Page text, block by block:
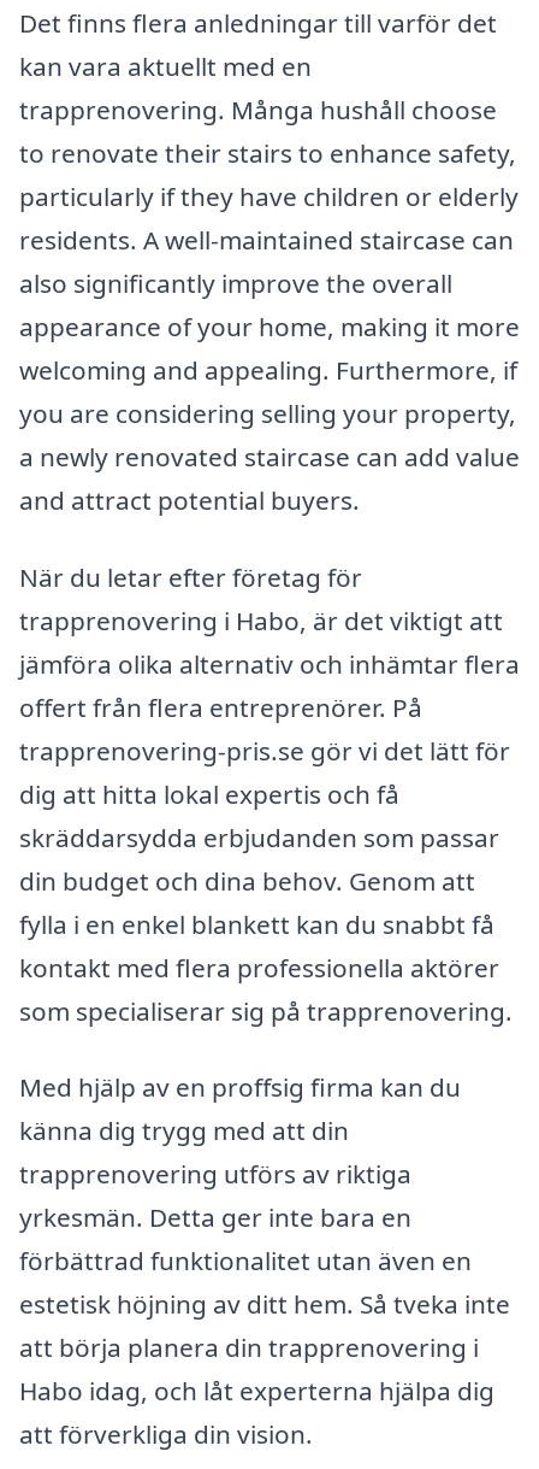
Det finns flera anledningar till varför det
kan vara aktuellt med en
trapprenovering. Många hushåll choose
to renovate their stairs to enhance safety,
particularly if they have children or elderly
residents. A well-maintained staircase can
also significantly improve the overall
appearance of your home, making it more
welcoming and appealing. Furthermore, if
you are considering selling your property,
a newly renovated staircase can add value
and attract potential buyers.
När du letar efter företag för
trapprenovering i Habo, är det viktigt att
jämföra olika alternativ och inhämtar flera
offert från flera entreprenörer. På
trapprenovering-pris.se gör vi det lätt för
dig att hitta lokal expertis och få
skräddarsydda erbjudanden som passar
din budget och dina behov. Genom att
fylla i en enkel blankett kan du snabbt få
kontakt med flera professionella aktörer
som specialiserar sig på trapprenovering.
Med hjälp av en proffsig firma kan du
känna dig trygg med att din
trapprenovering utförs av riktiga
yrkesmän. Detta ger inte bara en
förbättrad funktionalitet utan även en
estetisk höjning av ditt hem. Så tveka inte
att börja planera din trapprenovering i
Habo idag, och låt experterna hjälpa dig
att förverkliga din vision.